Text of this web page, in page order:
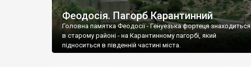
Феодосія. Пагорб Карантинний
Головна памятка Феодосії - Генуезька фортеця знаходиться
в старому районі - на Карантинному пагорбі, який
підноситься в південній частині міста.